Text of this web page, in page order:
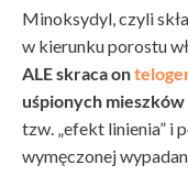
Minoksydyl, czyli
w kierunku porostu
ALE skraca on
uśpionych
tzw. „efekt linienia” i
wymęczonej